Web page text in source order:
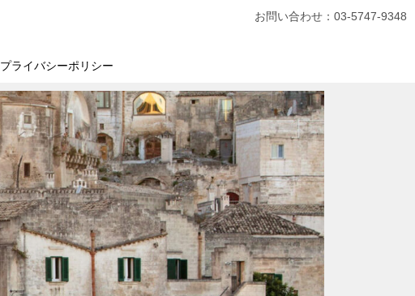
お問い合わせ：03-5747-9348
プライバシーポリシー